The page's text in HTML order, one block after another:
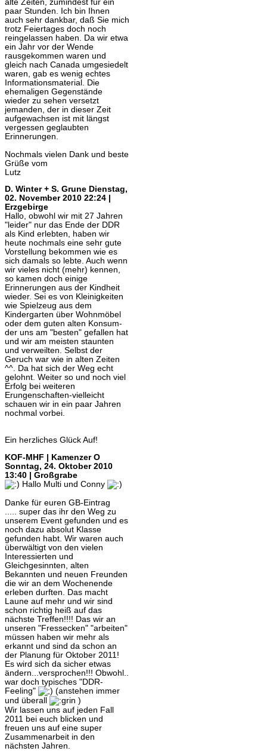
alte Zeiten, zumindest für ein
paar Stunden. Ich bin Ihnen
auch sehr dankbar, daß Sie mich
trotz Feiertages doch noch
reingelassen haben. Da wir etwa
ein Jahr vor der Wende
rausgekommen waren und
gleich nach Canada umgesiedelt
waren, gab es wenig echtes
Informationsmaterial. Die
ehemaligen Gegenstände
wieder zu sehen versetzt
jemanden, der in dieser Zeit
aufgewachsen ist mit längst
vergessen geglaubten
Erinnerungen.
Nochmals vielen Dank und beste
Grüße vom
Lutz
D. Winter + S. Grune Dienstag,
02. November 2010 22:24 |
Erzgebirge
Hallo, obwohl wir mit 27 Jahren
"leider" nur das Ende der DDR
als Kind erlebten, haben wir
heute nochmals eine sehr gute
Vorstellung bekommen wie es
sich damals so lebte. Auch wenn
wir vieles nicht (mehr) kennen,
so kamen doch einige
Erinnerungen aus der Kindheit
wieder. Sei es von Kleinigkeiten
wie Spielzeug aus dem
Kindergarten über Wohnmöbel
oder dem guten alten Konsum-
der uns am "besten" gefallen hat
und wir am meisten staunten
und verweilten. Selbst der
Geruch war wie in alten Zeiten
^^. Da hat sich der Weg echt
gelohnt. Weiter so und noch viel
Erfolg bei weiteren
Erungenschaften-vielleicht
schauen wir in ein paar Jahren
nochmal vorbei.
Ein herzliches Glück Auf!
KOF-MHF | Kamenzer O
Sonntag, 24. Oktober 2010
13:40 | Großgrabe
Hallo Multi und Conny
Danke für euren GB-Eintrag
..... super das ihr den Weg zu
unserem Event gefunden und es
noch dazu absolut Klasse
gefunden habt. Wir waren auch
überwältigt von den vielen
Interessierten und
Gleichgesinnten, alten
Bekannten und neuen Freunden
die wir an dem Wochenende
erleben durften. Das macht
Laune auf mehr und wir sind
schon richtig heiß auf das
nächste Treffen!!!! Das wir an
unseren "Fressecken" "arbeiten"
müssen haben wir mehr als
erkannt und sind da schon an
der Planung für Oktober 2011!
Es wird sich da sicher etwas
ändern...versprochen!!! Obwohl..
war doch typisches "DDR-
Feeling"
(anstehen immer
und überall
)
Wir lassen uns auf jeden Fall
2011 bei euch blicken und
freuen uns auf eine super
Zusammenarbeit in den
nächsten Jahren.